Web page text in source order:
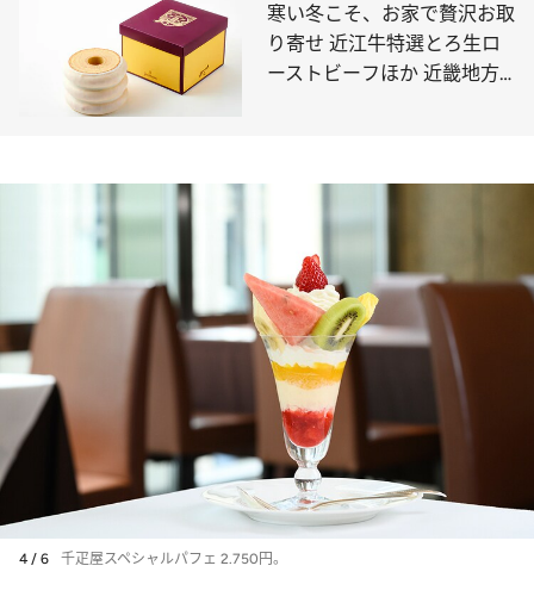
寒い冬こそ、お家で贅沢お取
り寄せ 近江牛特選とろ生ロ
ーストビーフほか 近畿地方
4 / 6 千疋屋スペシャルパフェ 2.750円。